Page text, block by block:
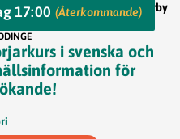
17:00 (Återkommande)
Kultur och Bildningscenter, Vårby
143 40 Vårby
i svenska och
för